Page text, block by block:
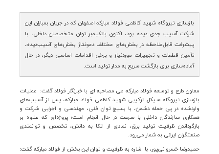
بازسازی نیروگاه شهید کاظمی فولاد مبارکه اصفهان که در جریان بمباران این
شرکت آسیب جدی دیده بود، اکنون باتکیه‌بر توان متخصصان داخلی، با
پیشرفت قابل‌ملاحظه در بخش‌های مختلف دمونتاژ بخش‌های آسیب‌دیده،
تأمین قطعات و تجهیزات موردنیاز و برخی اقدامات اساسی دیگر، در حال
آماده‌سازی برای بازگشت سریع به مدار تولید است.
معاون طرح و توسعه فولاد مبارکه طی مصاحبه ای با خبرنگار فولاد گفت: عملیات
بازسازی نیروگاه سیکل ترکیبی شهید کاظمی فولاد مبارکه، پس از آسیب‌های
واردشده در پی حمله دشمن، با بسیج توان فنی، مهندسی و اجرایی شرکت و
همکاری سازندگان داخلی با سرعت در حال انجام است؛ پروژه‌ای که علاوه بر
بازگرداندن ظرفیت تولید برق، نمادی از اتکا به دانش، تخصص و توانمندی
صنعتگران ایرانی به شمار می‌رود.
حمیدرضا خسروانی‌پور، با اشاره به ظرفیت و توان این بخش از فولاد مبارکه گفت: